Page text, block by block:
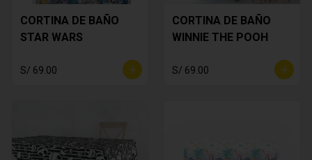
CORTINA DE BAÑO
STAR WARS
S/ 69.00
CORTINA DE BAÑO
WINNIE THE POOH
S/ 69.00